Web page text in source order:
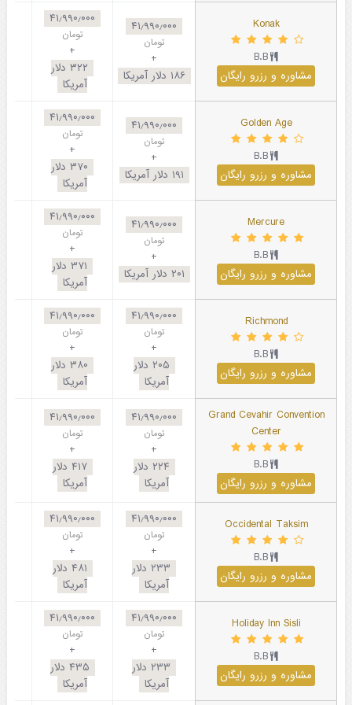
Konak
B.B
مشاوره و رزرو رایگان
۴۱٫۹۹۰٫۰۰۰
تومان
+
۱۸۶ دلار آمریکا
۴۱٫۹۹۰٫۰۰۰
تومان
+
۳۲۲ دلار
آمریکا
Golden Age
B.B
مشاوره و رزرو رایگان
۴۱٫۹۹۰٫۰۰۰
تومان
+
۱۹۱ دلار آمریکا
۴۱٫۹۹۰٫۰۰۰
تومان
+
۳۷۰ دلار
آمریکا
Mercure
B.B
مشاوره و رزرو رایگان
۴۱٫۹۹۰٫۰۰۰
تومان
+
۲۰۱ دلار آمریکا
۴۱٫۹۹۰٫۰۰۰
تومان
+
۳۷۱ دلار
آمریکا
Richmond
B.B
مشاوره و رزرو رایگان
۴۱٫۹۹۰٫۰۰۰
تومان
+
۲۰۵ دلار
آمریکا
۴۱٫۹۹۰٫۰۰۰
تومان
+
۳۸۰ دلار
آمریکا
Grand Cevahir Convention
Center
B.B
مشاوره و رزرو رایگان
۴۱٫۹۹۰٫۰۰۰
تومان
+
۲۲۴ دلار
آمریکا
۴۱٫۹۹۰٫۰۰۰
تومان
+
۴۱۷ دلار
آمریکا
Occidental Taksim
B.B
مشاوره و رزرو رایگان
۴۱٫۹۹۰٫۰۰۰
تومان
+
۲۳۳ دلار
آمریکا
۴۱٫۹۹۰٫۰۰۰
تومان
+
۴۸۱ دلار
آمریکا
Holiday Inn Sisli
B.B
مشاوره و رزرو رایگان
۴۱٫۹۹۰٫۰۰۰
تومان
+
۲۳۳ دلار
آمریکا
۴۱٫۹۹۰٫۰۰۰
تومان
+
۴۳۵ دلار
آمریکا